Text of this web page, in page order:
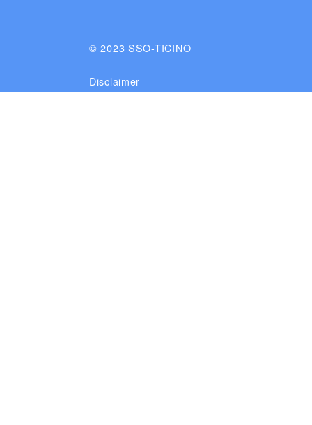
© 2023 SSO-TICINO
Disclaimer